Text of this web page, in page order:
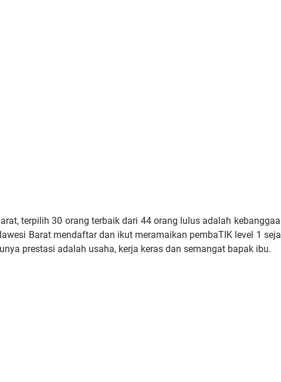
terpilih 30 orang terbaik dari 44 orang lulus adalah
Barat mendaftar dan ikut meramaikan pembaTIK level 1
prestasi adalah usaha, kerja keras dan semangat bapak ibu.